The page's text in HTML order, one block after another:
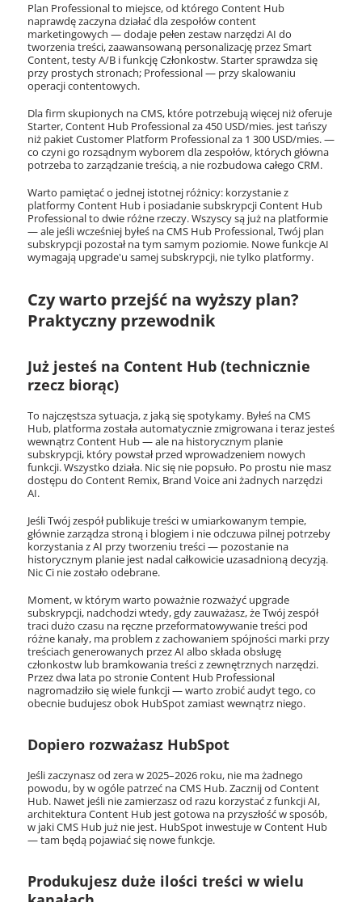
Plan Professional to miejsce, od którego Content Hub
naprawdę zaczyna działać dla zespołów content
marketingowych — dodaje pełen zestaw narzędzi AI do
tworzenia treści, zaawansowaną personalizację przez Smart
Content, testy A/B i funkcję Członkostw. Starter sprawdza się
przy prostych stronach; Professional — przy skalowaniu
operacji contentowych.
Dla firm skupionych na CMS, które potrzebują więcej niż oferuje
Starter, Content Hub Professional za 450 USD/mies. jest tańszy
niż pakiet Customer Platform Professional za 1 300 USD/mies. —
co czyni go rozsądnym wyborem dla zespołów, których główna
potrzeba to zarządzanie treścią, a nie rozbudowa całego CRM.
Warto pamiętać o jednej istotnej różnicy: korzystanie z
platformy Content Hub i posiadanie subskrypcji Content Hub
Professional to dwie różne rzeczy. Wszyscy są już na platformie
— ale jeśli wcześniej byłeś na CMS Hub Professional, Twój plan
subskrypcji pozostał na tym samym poziomie. Nowe funkcje AI
wymagają upgrade'u samej subskrypcji, nie tylko platformy.
Czy warto przejść na wyższy plan?
Praktyczny przewodnik
Już jesteś na Content Hub (technicznie
rzecz biorąc)
To najczęstsza sytuacja, z jaką się spotykamy. Byłeś na CMS
Hub, platforma została automatycznie zmigrowana i teraz jesteś
wewnątrz Content Hub — ale na historycznym planie
subskrypcji, który powstał przed wprowadzeniem nowych
funkcji. Wszystko działa. Nic się nie popsuło. Po prostu nie masz
dostępu do Content Remix, Brand Voice ani żadnych narzędzi
AI.
Jeśli Twój zespół publikuje treści w umiarkowanym tempie,
głównie zarządza stroną i blogiem i nie odczuwa pilnej potrzeby
korzystania z AI przy tworzeniu treści — pozostanie na
historycznym planie jest nadal całkowicie uzasadnioną decyzją.
Nic Ci nie zostało odebrane.
Moment, w którym warto poważnie rozważyć upgrade
subskrypcji, nadchodzi wtedy, gdy zauważasz, że Twój zespół
traci dużo czasu na ręczne przeformatowywanie treści pod
różne kanały, ma problem z zachowaniem spójności marki przy
treściach generowanych przez AI albo składa obsługę
członkostw lub bramkowania treści z zewnętrznych narzędzi.
Przez dwa lata po stronie Content Hub Professional
nagromadziło się wiele funkcji — warto zrobić audyt tego, co
obecnie budujesz obok HubSpot zamiast wewnątrz niego.
Dopiero rozważasz HubSpot
Jeśli zaczynasz od zera w 2025–2026 roku, nie ma żadnego
powodu, by w ogóle patrzeć na CMS Hub. Zacznij od Content
Hub. Nawet jeśli nie zamierzasz od razu korzystać z funkcji AI,
architektura Content Hub jest gotowa na przyszłość w sposób,
w jaki CMS Hub już nie jest. HubSpot inwestuje w Content Hub
— tam będą pojawiać się nowe funkcje.
Produkujesz duże ilości treści w wielu